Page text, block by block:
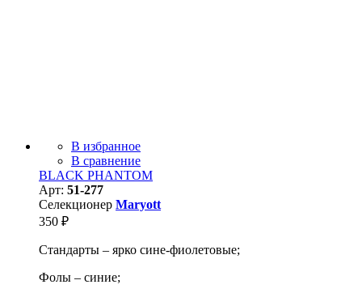
В избранное
В сравнение
BLACK PHANTOM
Арт: 51-277
Селекционер Maryott
350 ₽
Стандарты – ярко сине-фиолетовые;
Фолы – синие;